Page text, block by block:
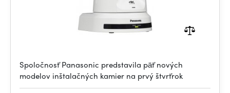
Spoločnosť Panasonic predstavila päť nových
modelov inštalačných kamier na prvý štvrťrok